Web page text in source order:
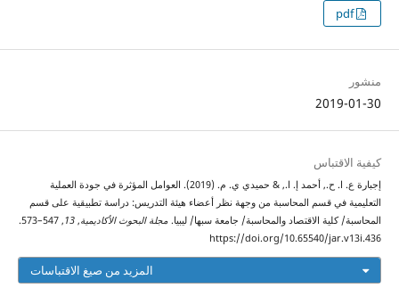
pdf
منشور
2019-01-30
كيفية الاقتباس
إجبارة ع. ا. ح., أحمد إ. ا., & حميدي ي. م. (2019). العوامل المؤثرة في جودة العملية
التعليمية في قسم المحاسبة من وجهة نظر أعضاء هيئة التدريس: دراسة تطبيقية على قسم
المحاسبة/ كلية الاقتصاد والمحاسبة/ جامعة سبها/ ليبيا. مجلة البحوث الأكاديمية,
13
, 547–573.
https://doi.org/10.65540/jar.v13i.436
المزيد من صيغ الاقتباسات